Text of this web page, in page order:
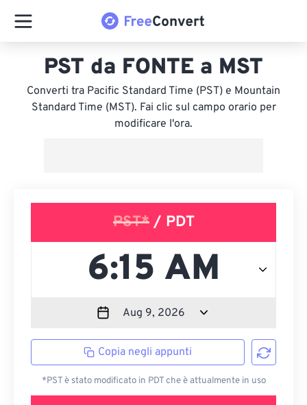
PST da FONTE a MST
Converti tra Pacific Standard Time (PST) e Mountain
Standard Time (MST). Fai clic sul campo orario per
modificare l'ora.
PST*/ PDT
Copia negli appunti
*PST è stato modificato in PDT che è attualmente in uso